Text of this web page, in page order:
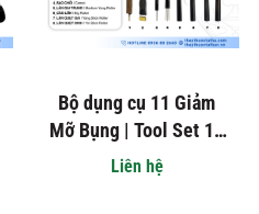
Bộ dụng cụ 11 Giảm
Mỡ Bụng | Tool Set 11
For Fat Reduction
Liên hệ